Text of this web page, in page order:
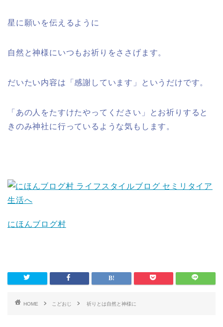
星に願いを伝えるように
自然と神様にいつもお祈りをささげます。
だいたい内容は「感謝しています」というだけです。
「あの人をたすけたやってください」とお祈りすると
きのみ神社に行っているような気もします。
にほんブログ村
HOME こどおじ 祈りとは自然と神様に